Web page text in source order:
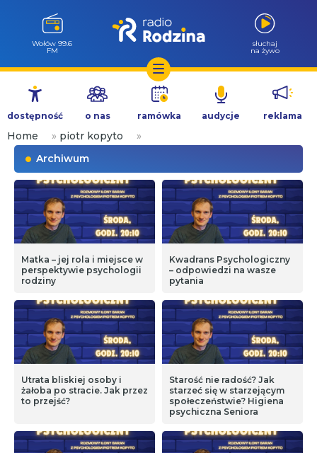
Przejdź
treści
Wołów 99.6
FM
słuchaj
na żywo
dostępność o nas ramówka audycje reklama
Home » piotr kopyto
»
Archiwum
Matka – jej rola i miejsce w
perspektywie psychologii
rodziny
Kwadrans Psychologiczny
– odpowiedzi na wasze
pytania
Utrata bliskiej osoby i
żałoba po stracie. Jak przez
to przejść?
Starość nie radość? Jak
starzeć się w starzejącym
społeczeństwie? Higiena
psychiczna Seniora